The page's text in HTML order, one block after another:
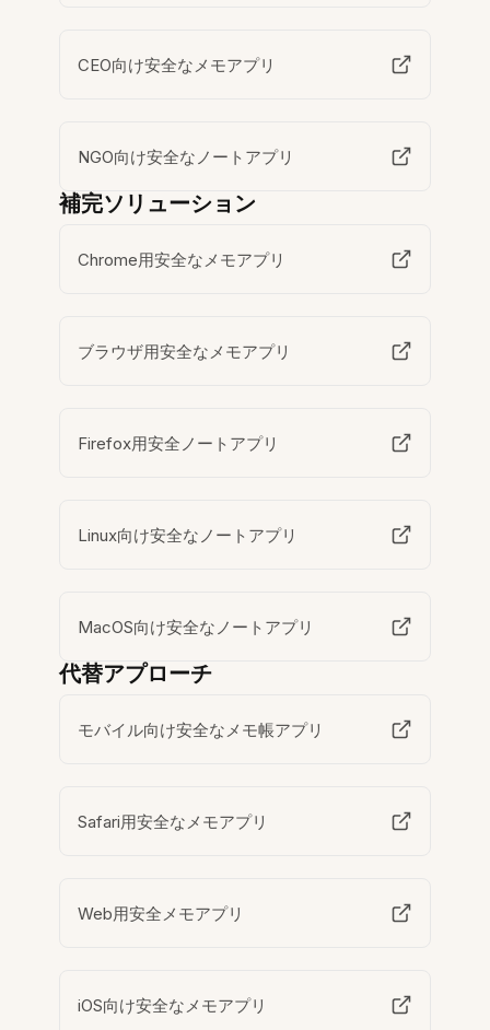
CEO向け安全なメモアプリ
NGO向け安全なノートアプリ
補完ソリューション
Chrome用安全なメモアプリ
ブラウザ用安全なメモアプリ
Firefox用安全ノートアプリ
Linux向け安全なノートアプリ
MacOS向け安全なノートアプリ
代替アプローチ
モバイル向け安全なメモ帳アプリ
Safari用安全なメモアプリ
Web用安全メモアプリ
iOS向け安全なメモアプリ